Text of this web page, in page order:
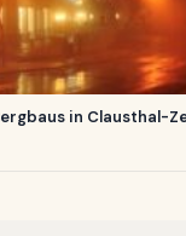
in Clausthal-